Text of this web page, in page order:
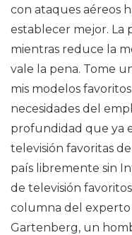
con ataques aéreos
establecer mejor. La
mientras reduce la
vale la pena. Tome
mis modelos
necesidades del
profundidad que ya
televisión favoritas
país libremente sin
de televisión
columna del experto
Gartenberg, un